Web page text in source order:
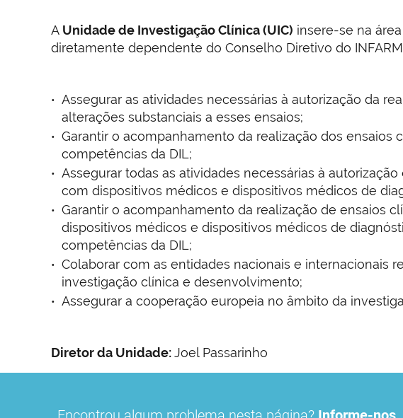
A Unidade de Investigação Clínica (UIC) insere-se na
diretamente dependente do Conselho Diretivo do
Assegurar as atividades necessárias à autorização da
alterações substanciais a esses ensaios;
Garantir o acompanhamento da realização dos
competências da DIL;
Assegurar todas as atividades necessárias à
com dispositivos médicos e dispositivos médicos de
Garantir o acompanhamento da realização de ensaios
dispositivos médicos e dispositivos médicos de
competências da DIL;
Colaborar com as entidades nacionais e internacionais
investigação clínica e desenvolvimento;
Assegurar a cooperação europeia no âmbito da
Diretor da Unidade:Joel Passarinho